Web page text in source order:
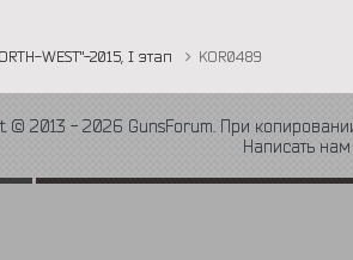
WEST"-2015, I этап KOR0489
© 2013 - 2026 GunsForum. При
Написать